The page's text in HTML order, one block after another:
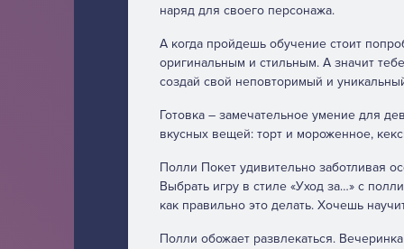
наряд для своего персонажа.
А когда пройдешь обучение стоит
оригинальным и стильным. А значит
создай свой неповторимый и
Готовка – замечательное умение для
вкусных вещей: торт и мороженное,
Полли Покет удивительно заботливая
Выбрать игру в стиле «Уход за…» с
как правильно это делать. Хочешь
Полли обожает развлекаться.